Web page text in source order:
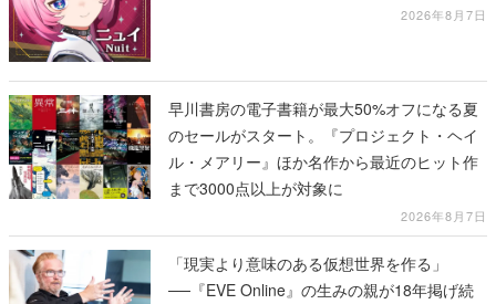
2026年8月7日
早川書房の電子書籍が最大50%オフになる夏
のセールがスタート。『プロジェクト・ヘイ
ル・メアリー』ほか名作から最近のヒット作
まで3000点以上が対象に
2026年8月7日
「現実より意味のある仮想世界を作る」
──『EVE Online』の生みの親が18年掲げ続